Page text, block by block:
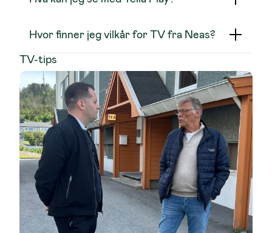
1 poeng 1 poeng
1 poeng 1 poeng
Hvor finner jeg vilkår for TV fra Neas?
TV-tips